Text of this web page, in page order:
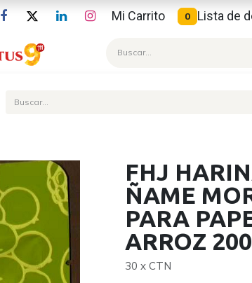
Mi Carrito 0 Lista de
FHJ
ÑAME
PARA
ARROZ
30 x CTN